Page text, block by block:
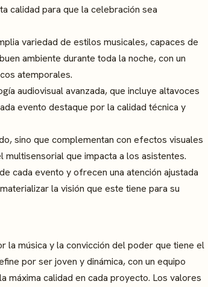
calidad para que la celebración sea
variedad de estilos musicales, capaces de
ambiente durante toda la noche, con un
atemporales.
audiovisual avanzada, que incluye altavoces
evento destaque por la calidad técnica y
sino que complementan con efectos visuales
que impacta a los asistentes.
cada evento y ofrecen una atención ajustada
la visión que este tiene para su
la música y la convicción del poder que tiene el
por ser joven y dinámica, con un equipo
calidad en cada proyecto. Los valores